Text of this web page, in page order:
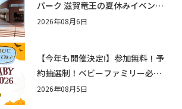
パーク 滋賀竜王の夏休みイベント
まとめ！びしょぬれ水あそび・激
2026年08月6日
【今年も開催決定!】参加無料！予
約抽選制！ベビーファミリー必見
☆入場無料☆10/29(木)30(金)ママ
2026年08月5日